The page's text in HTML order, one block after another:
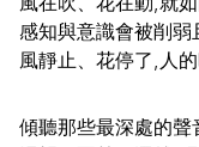
感知與意識會被削弱
風靜止、花停了,人
傾聽那些最深處的聲